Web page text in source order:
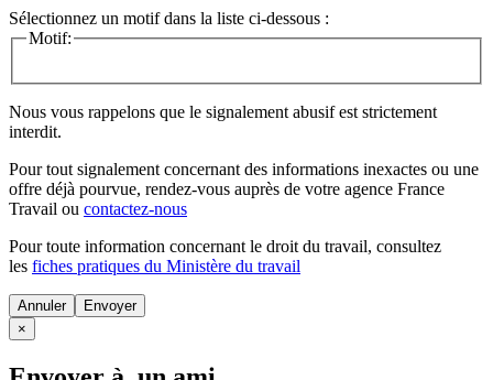
Sélectionnez un motif dans la liste ci-dessous :
Motif:
Nous vous rappelons que le signalement abusif est strictement
interdit.
Pour tout signalement concernant des informations inexactes ou une
offre déjà pourvue, rendez-vous auprès de votre agence France
Travail ou contactez-nous
Pour toute information concernant le droit du travail, consultez
les fiches pratiques du Ministère du travail
Annuler
×